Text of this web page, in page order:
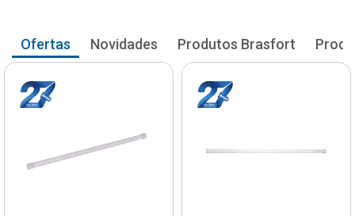
Ofertas Novidades Produtos Brasfort